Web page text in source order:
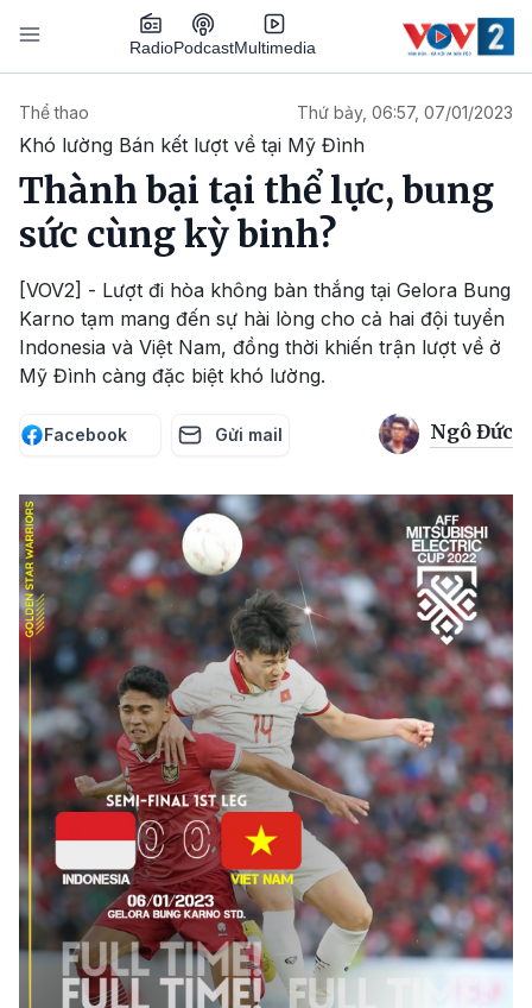
Nhảy đến nội dung
RadioPodcastMultimedia
Thể thao Thứ bảy, 06:57, 07/01/2023
Khó lường Bán kết lượt về tại Mỹ Đình
Thành bại tại thể lực, bung
sức cùng kỳ binh?
[VOV2] - Lượt đi hòa không bàn thắng tại Gelora Bung
Karno tạm mang đến sự hài lòng cho cả hai đội tuyển
Indonesia và Việt Nam, đồng thời khiến trận lượt về ở
Mỹ Đình càng đặc biệt khó lường.
Facebook Gửi mail Ngô Đức